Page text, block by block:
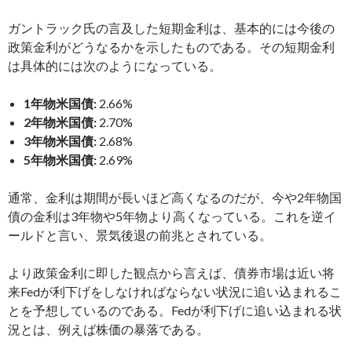
ガントラック氏の言及した短期金利は、基本的には今後の
政策金利がどうなるかを示したものである。その短期金利
は具体的には次のようになっている。
1年物米国債: 2.66%
2年物米国債: 2.70%
3年物米国債: 2.68%
5年物米国債: 2.69%
通常、金利は期間が長いほど高くなるのだが、今や2年物国
債の金利は3年物や5年物より高くなっている。これを逆イ
ールドと言い、景気後退の前兆とされている。
より政策金利に即した観点から言えば、債券市場は近い将
来Fedが利下げをしなければならない状況に追い込まれるこ
とを予想しているのである。Fedが利下げに追い込まれる状
況とは、例えば株価の暴落である。